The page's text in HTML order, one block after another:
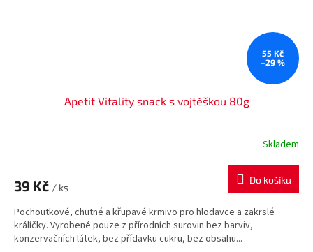
55 Kč
–29 %
Apetit Vitality snack s vojtěškou 80g
Skladem
39 Kč / ks
Do košíku
Pochoutkové, chutné a křupavé krmivo pro hlodavce a zakrslé
králíčky. Vyrobené pouze z přírodních surovin bez barviv,
konzervačních látek, bez přídavku cukru, bez obsahu...